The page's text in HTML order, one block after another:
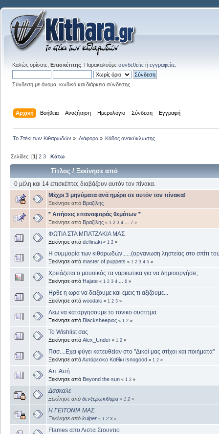
Καλώς ορίσατε, Επισκέπτης . Παρακαλούμε συνδεθείτε ή εγγραφείτε
Σύνδεση με όνομα, κωδικό και διάρκεια σύνδεσης
Αρχική Βοήθεια Αναζήτηση Ημερολόγιο Σύνδεση Εγγραφή
Το Στέκι των Κιθαρωδών » Διάφορα» Κάδος ανακύκλωσης
Σελίδες: [1]2 3 Κάτω
Τίτλος /Ξεκίνησε από
0 μέλη και 14 επισκέπτες διαβάζουν αυτόν τον πίνακα.
Μέχρι 3 μηνύματα ανά ημέρα σε αυτόν τον πίνακα!
Ξεκίνησε από Βραζίλης
* Αιτήσεις επαναφοράς θεμάτων *
Ξεκίνησε από Βραζίλης « 1 2 3 4 7 »
ΦΩΤΙΑ ΣΤΑ ΜΠΑΤΖΑΚΙΑ ΜΑΣ
Ξεκίνησε από delfinaki « 1 2 »
Η συμμορία των κιθαρωδών......(οργανωση ληστείας στο σπίτι
Ξεκίνησε από master of puppets « 1 2 3 4 5 »
Χρειάζεται ο μουσικός τα ναρκωτικα για να δημιουργήσει;
Ξεκίνησε από Hajate « 1 2 3 4 6 »
Ηρθε η ωρα να δειξουμε και εμεις τι αξιζουμε...
Ξεκίνησε από woodaki « 1 2 3 »
Λεω να καταργησουμε το τονικο συστημα
Ξεκίνησε από Blacksheepιος « 1 2 »
Το Wishlist σας
Ξεκίνησε από Alex_Under « 1 2 »
Πσσ....Εχει φύγει κατευθείαν στο "Δικοί μας στίχοι και ποιήματα"
Ξεκίνησε απόΑυτάρεσκο Καθίκι Isnogood « 1 2 »
Απ: Αϊτή
Ξεκίνησε από Beyond the sun « 1 2 »
Δασκαλε
Ξεκίνησε από δενξερωκιθαρα « 1 2 »
Η ΓΕΙΤΟΝΙΑ ΜΑΣ.
Ξεκίνησε από kuiper « 1 2 3 »
Flames απο Λιστα Στουντιο